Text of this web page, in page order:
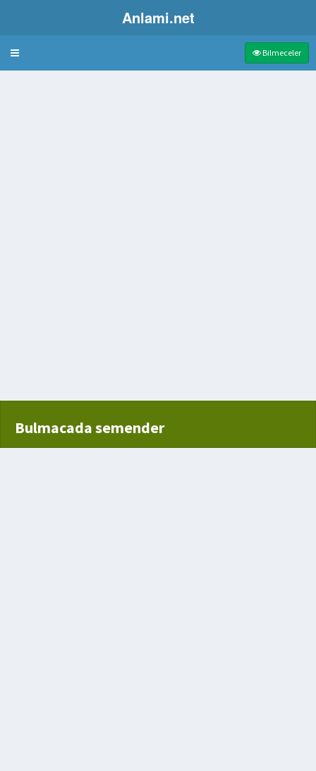
Anlami.net
Bulmaca Bilmeceler
Bulmacada semender